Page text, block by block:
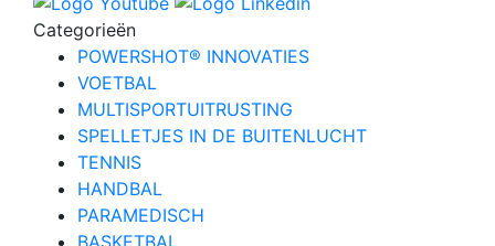
Categorieën
POWERSHOT® INNOVATIES
VOETBAL
MULTISPORTUITRUSTING
SPELLETJES IN DE BUITENLUCHT
TENNIS
HANDBAL
PARAMEDISCH
BASKETBAL